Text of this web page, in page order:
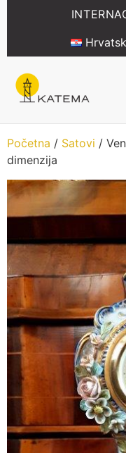
Početna / Satovi /
dimenzija